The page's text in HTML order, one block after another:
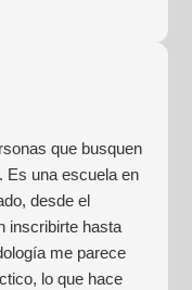
que busquen
Es una escuela en
desde el
inscribirte hasta
me parece
lo que hace